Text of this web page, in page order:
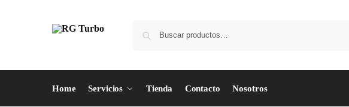
Home Servicios Tienda Contacto Nosotros